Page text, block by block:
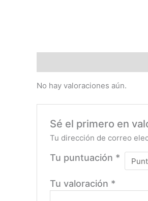
No hay valoraciones aún.
Sé el primero en
Tu dirección de correo
Tu puntuación *
Tu valoración *